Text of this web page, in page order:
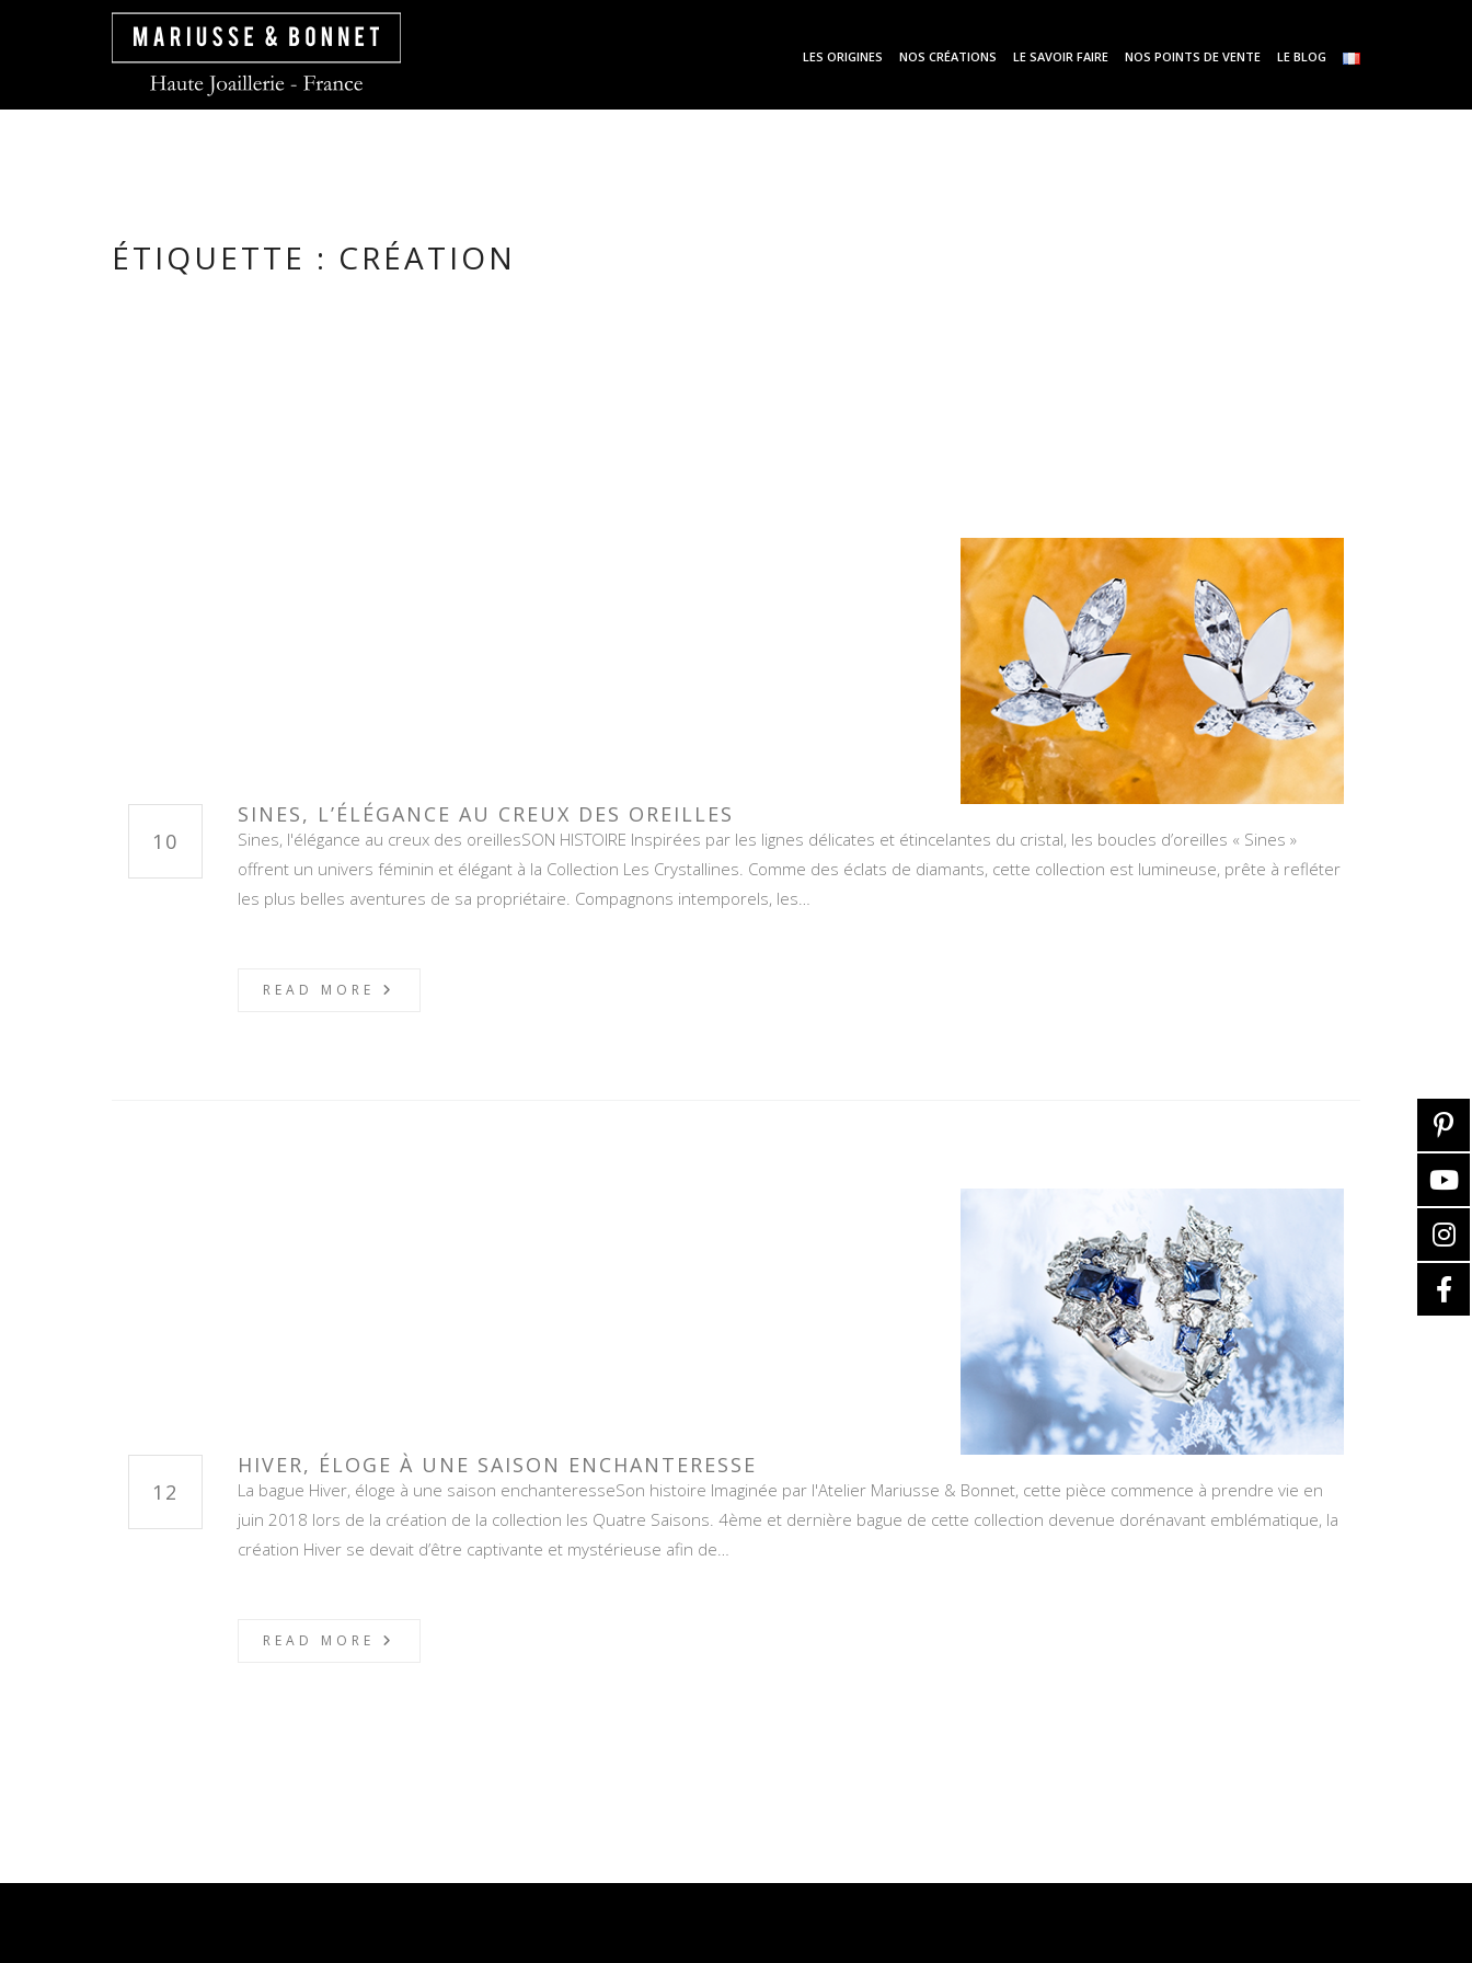
LES ORIGINES NOS CRÉATIONS LE SAVOIR FAIRE NOS POINTS DE VENTE LE BLOG
ÉTIQUETTE : CRÉATION
10
SINES, L’ÉLÉGANCE AU CREUX DES OREILLES
Sines, l'élégance au creux des oreillesSON HISTOIRE Inspirées par les lignes délicates et étincelantes du cristal, les boucles d’oreilles « Sines »
offrent un univers féminin et élégant à la Collection Les Crystallines. Comme des éclats de diamants, cette collection est lumineuse, prête à refléter
les plus belles aventures de sa propriétaire. Compagnons intemporels, les…
READ MORE
12
HIVER, ÉLOGE À UNE SAISON ENCHANTERESSE
La bague Hiver, éloge à une saison enchanteresseSon histoire Imaginée par l'Atelier Mariusse & Bonnet, cette pièce commence à prendre vie en
juin 2018 lors de la création de la collection les Quatre Saisons. 4ème et dernière bague de cette collection devenue dorénavant emblématique, la
création Hiver se devait d’être captivante et mystérieuse afin de…
READ MORE